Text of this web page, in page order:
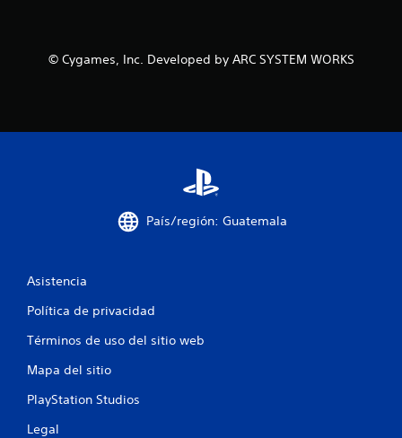
e
© Cygames, Inc. Developed by ARC SYSTEM WORKS
País/región: Guatemala
Asistencia
Política de privacidad
Términos de uso del sitio web
Mapa del sitio
PlayStation Studios
Legal